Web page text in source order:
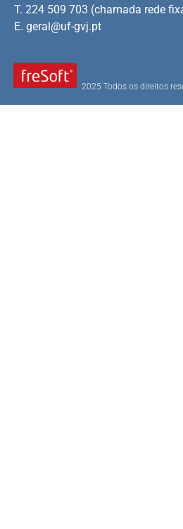
2025 Todos os direitos
T. 224 509 703 (chamada rede
E. geral@uf-gvj.pt